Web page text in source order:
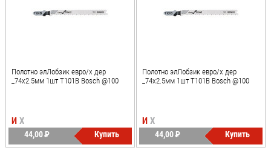
Полотно элЛобзик евро/х дер
_74х2.5мм 1шт T101B Bosch @100
И Х
44,00P
УБ.
Купить
Полотно элЛобзик евро/х дер
_74х2.5мм 1шт T101B Bosch @100
И Х
44,00P
УБ.
Купить